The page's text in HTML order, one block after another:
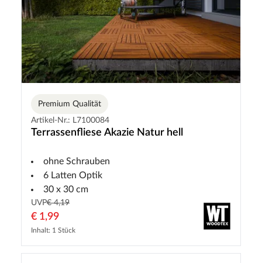
Premium Qualität
Artikel-Nr.: L7100084
Terrassenfliese Akazie Natur hell
ohne Schrauben
6 Latten Optik
30 x 30 cm
UVP€ 4,19
€ 1,99
Inhalt: 1 Stück